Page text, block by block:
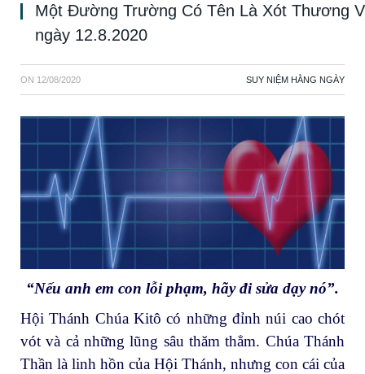
Một Đường Trường Có Tên Là Xót Thương
ngày 12.8.2020
ON 12/08/2020 SUY NIỆM HẰNG NGÀY
“Nếu anh em con lỗi phạm, hãy đi sửa dạy nó”.
Hội Thánh Chúa Kitô có những đỉnh núi cao chót
vót và cả những lũng sâu thăm thẳm. Chúa Thánh
Thần là linh hồn của Hội Thánh, nhưng con cái của